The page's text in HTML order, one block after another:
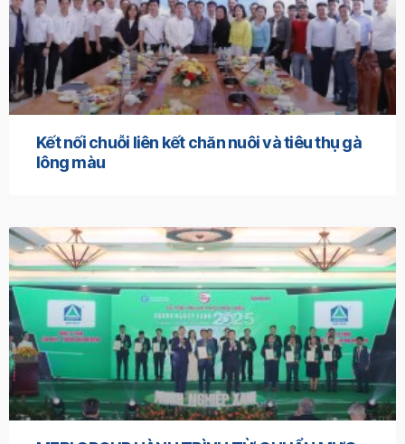
Kết nối chuỗi liên kết chăn nuôi và tiêu thụ gà
lông màu